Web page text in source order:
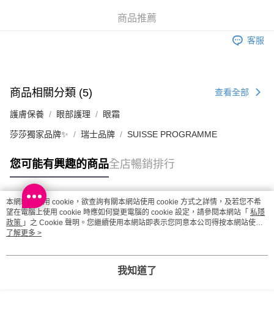
商品推薦
客服
商品相關分類 (5) 查看全部
護膚保養 眼部護理 眼霜
莎莎獨家品牌✨ 瑞士品牌 SUISSE PROGRAMME
您可能有興趣的商品全店暢銷排行
熱門標籤
熱銷排行
本網站中使用 cookie，欲查詢有關本網站使用 cookie 方式之詳情，及若您不希
望在電腦上使用 cookie 時應如何變更電腦的 cookie 設定，請參閱本網站「 私隱
政策 」之 Cookie 聲明。您繼續使用本網站即表示您同意本公司得按本網站使用
條款之 Cookie 聲明使用 cookie。
了解更多 >
我知道了